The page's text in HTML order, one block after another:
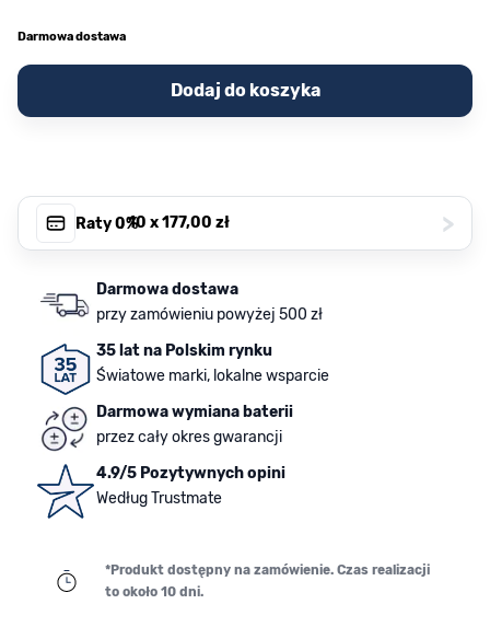
Darmowa dostawa
Dodaj do koszyka
Raty 0%, 10 x177,00 zł >
Darmowa dostawa
przy zamówieniu powyżej 500 zł
35 lat na Polskim rynku
Światowe marki, lokalne wsparcie
Darmowa wymiana baterii
przez cały okres gwarancji
4.9/5 Pozytywnych opini
Według Trustmate
*Produkt dostępny na zamówienie. Czas realizacji
to około 10 dni.